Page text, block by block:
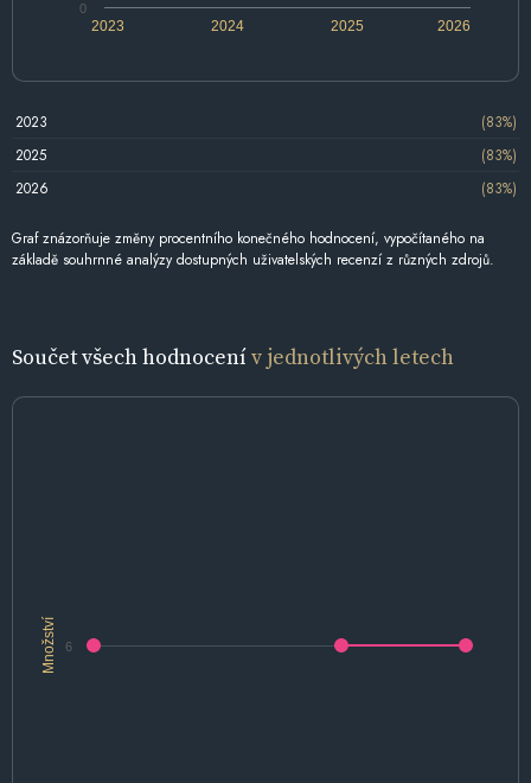
2024 2026
2023 2025
0
2023
(83%)
2025
(83%)
2026
(83%)
Graf znázorňuje změny procentního konečného hodnocení, vypočítaného na
základě souhrnné analýzy dostupných uživatelských recenzí z různých zdrojů.
Součet všech hodnocenív jednotlivých letech
Množství 6